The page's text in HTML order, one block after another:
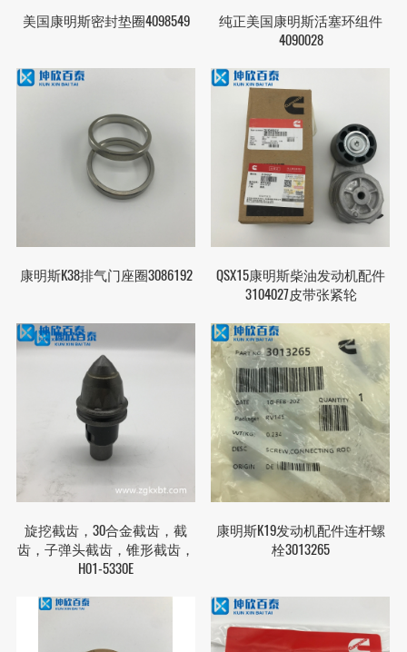
美国康明斯密封垫圈4098549
纯正美国康明斯活塞环组件
4090028
康明斯K38排气门座圈3086192
QSX15康明斯柴油发动机配件
3104027皮带张紧轮
旋挖截齿，30合金截齿，截
齿，子弹头截齿，锥形截齿，
H01-5330E
康明斯K19发动机配件连杆螺
栓3013265